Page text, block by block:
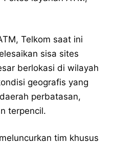
Telkom saat ini
sisa sites
berlokasi di wilayah
geografis yang
perbatasan,
terpencil.
tim khusus